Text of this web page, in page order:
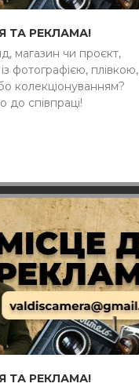
ТА РЕКЛАМА!
магазин чи проєкт,
фотографією, плівкою,
колекціонуванням?
до співпраці!
ТА РЕКЛАМА!